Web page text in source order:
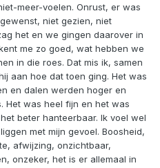
meer-voelen. Onrust, er was
niet gezien, niet
het en we gingen daarover in
me zo goed, wat hebben we
in die roes. Dat mis ik, samen
aan hoe dat toen ging. Het was
en dalen werden hoger en
Het was heel fijn en het was
beter hanteerbaar. Ik voel wel
met mijn gevoel. Boosheid,
afwijzing, onzichtbaar,
onzeker, het is er allemaal in